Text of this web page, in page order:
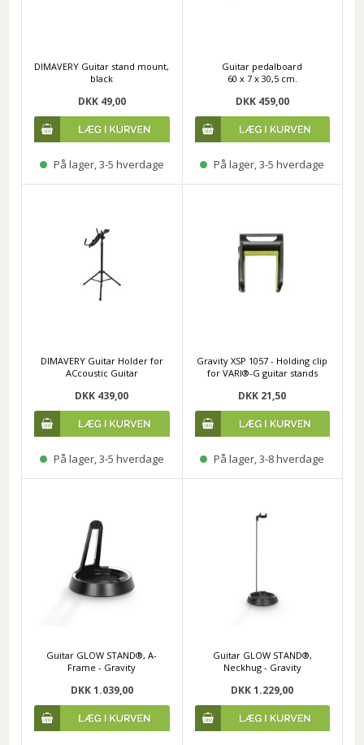
DIMAVERY Guitar stand mount,
black
DKK 49,00
På lager, 3-5 hverdage
Guitar pedalboard
60 x 7 x 30,5 cm.
DKK 459,00
På lager, 3-5 hverdage
DIMAVERY Guitar Holder for
ACcoustic Guitar
DKK 439,00
På lager, 3-5 hverdage
Gravity XSP 1057 - Holding clip
for VARI®-G guitar stands
DKK 21,50
På lager, 3-8 hverdage
Guitar GLOW STAND®, A-
Frame - Gravity
DKK 1.039,00
Guitar GLOW STAND®,
Neckhug - Gravity
DKK 1.229,00